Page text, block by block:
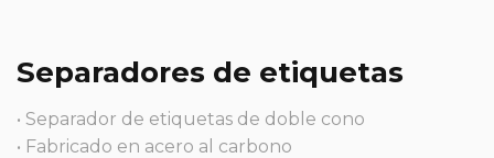
Separadores de etiquetas
• Separador de etiquetas de doble cono
• Fabricado en acero al carbono